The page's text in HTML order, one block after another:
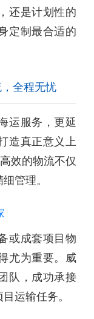
还是计划性的
定制最合适的
全程无忧
运服务，更延
造真正意义上
效的物流不仅
管理。
或成套项目物
尤为重要。威
队，成功承接
运输任务。